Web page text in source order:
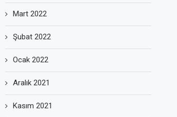
Mart 2022
Şubat 2022
Ocak 2022
Aralık 2021
Kasım 2021